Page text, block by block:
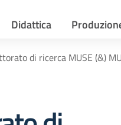
Didattica
di ricerca MUSE (&)